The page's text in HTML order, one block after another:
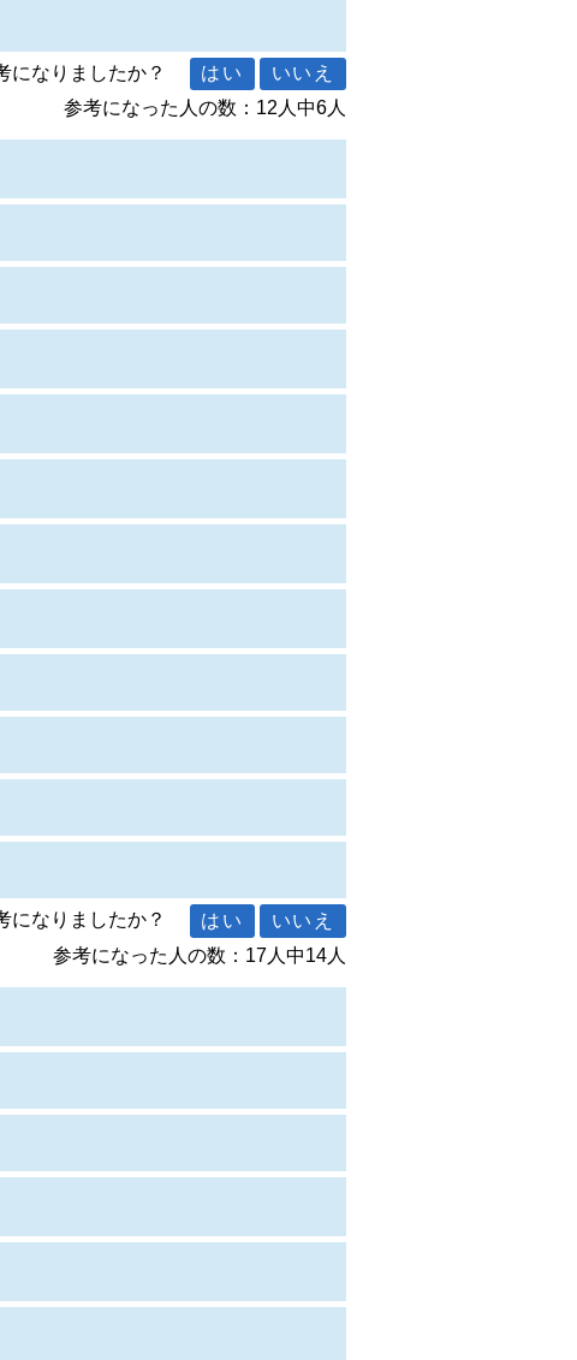
になりましたか？
参考になった人の数：12人中6人
になりましたか？
参考になった人の数：17人中14人